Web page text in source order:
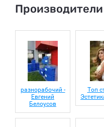
Производители
разнорабочий -
Евгений
Белоусов
Топ